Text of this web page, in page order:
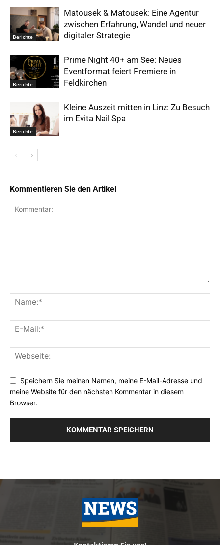
Berichte
Matousek & Matousek: Eine Agentur
zwischen Erfahrung, Wandel und neuer
digitaler Strategie
Berichte
Prime Night 40+ am See: Neues
Eventformat feiert Premiere in
Feldkirchen
Berichte
Kleine Auszeit mitten in Linz: Zu Besuch
im Evita Nail Spa
Kommentieren Sie den Artikel
Speichern Sie meinen Namen, meine E-Mail-Adresse und
meine Website für den nächsten Kommentar in diesem
Browser.